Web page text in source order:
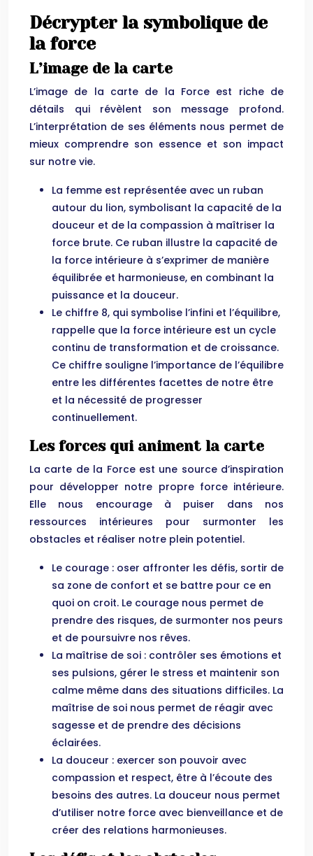
Décrypter la symbolique de
la force
L’image de la carte
L’image de la carte de la Force est riche de
détails qui révèlent son message profond.
L’interprétation de ses éléments nous permet de
mieux comprendre son essence et son impact
sur notre vie.
La femme est représentée avec un ruban
autour du lion, symbolisant la capacité de la
douceur et de la compassion à maîtriser la
force brute. Ce ruban illustre la capacité de
la force intérieure à s’exprimer de manière
équilibrée et harmonieuse, en combinant la
puissance et la douceur.
Le chiffre 8, qui symbolise l’infini et l’équilibre,
rappelle que la force intérieure est un cycle
continu de transformation et de croissance.
Ce chiffre souligne l’importance de l’équilibre
entre les différentes facettes de notre être
et la nécessité de progresser
continuellement.
Les forces qui animent la carte
La carte de la Force est une source d’inspiration
pour développer notre propre force intérieure.
Elle nous encourage à puiser dans nos
ressources intérieures pour surmonter les
obstacles et réaliser notre plein potentiel.
Le courage : oser affronter les défis, sortir de
sa zone de confort et se battre pour ce en
quoi on croit. Le courage nous permet de
prendre des risques, de surmonter nos peurs
et de poursuivre nos rêves.
La maîtrise de soi : contrôler ses émotions et
ses pulsions, gérer le stress et maintenir son
calme même dans des situations difficiles. La
maîtrise de soi nous permet de réagir avec
sagesse et de prendre des décisions
éclairées.
La douceur : exercer son pouvoir avec
compassion et respect, être à l’écoute des
besoins des autres. La douceur nous permet
d’utiliser notre force avec bienveillance et de
créer des relations harmonieuses.